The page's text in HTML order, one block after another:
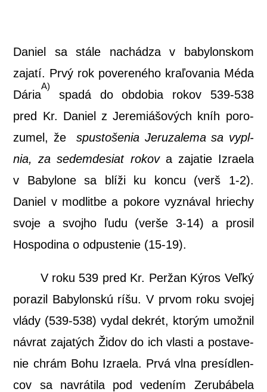
Daniel sa stá­le nachá­dza v baby­lon­skom
zaja­tí. Prvý rok pove­re­né­ho kra­ľo­va­nia Méda
Dária
A)
spa­dá do obdo­bia rokov 539-538
pred Kr. Daniel z Jere­miá­šo­vých kníh poro­
zu­mel, že spus­to­še­nia Jeru­za­le­ma sa vypl­
nia, za sedem­de­siat rokova zaja­tie Izra­e­la
v Baby­lo­ne sa blí­ži ku kon­cu (verš 1-2).
Daniel v mod­lit­be a poko­re vyzná­val hrie­chy
svo­je a svoj­ho ľudu (ver­še 3-14) a pro­sil
Hos­po­di­na o odpus­te­nie (15-19).
V roku 539 pred Kr. Per­žan Kýros Veľ­ký
pora­zil Baby­lon­skú ríšu. V prvom roku svo­jej
vlá­dy (539-538) vydal dek­rét, kto­rým umož­nil
návrat zaja­tých Židov do ich vlas­ti a posta­ve­
nie chrám Bohu Izra­e­la. Prvá vlna pre­síd­len­
cov sa navrá­ti­la pod vede­ním Zeru­bá­be­la